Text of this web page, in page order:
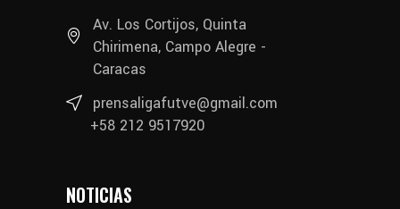
Av. Los Cortijos, Quinta
Chirimena, Campo Alegre -
Caracas
prensaligafutve@gmail.com
+58 212 9517920
NOTICIAS